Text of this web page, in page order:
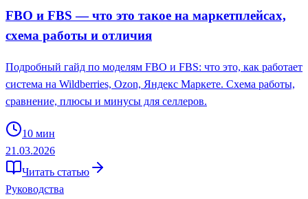
FBO и FBS — что это такое на маркетплейсах,
схема работы и отличия
Подробный гайд по моделям FBO и FBS: что это, как работает
система на Wildberries, Ozon, Яндекс Маркете. Схема работы,
сравнение, плюсы и минусы для селлеров.
10 мин
21.03.2026
Читать статью
Руководства